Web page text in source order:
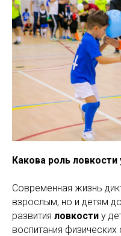
Какова роль
Современная жизнь
взрослым, но и детям
развития ловкости у
воспитания